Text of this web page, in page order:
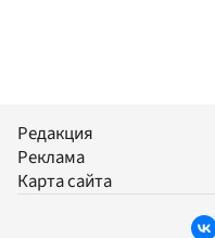
Редакция
Реклама
Карта сайта